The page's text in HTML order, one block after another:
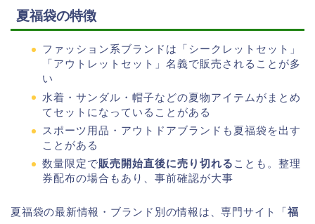
夏福袋の特徴
ファッション系ブランドは「シークレットセット」
「アウトレットセット」名義で販売されることが多
い
水着・サンダル・帽子などの夏物アイテムがまとめ
てセットになっていることがある
スポーツ用品・アウトドアブランドも夏福袋を出す
ことがある
数量限定で販売開始直後に売り切れる ことも。整理
券配布の場合もあり、事前確認が大事
夏福袋の最新情報・ブランド別の情報は、専門サイト「福